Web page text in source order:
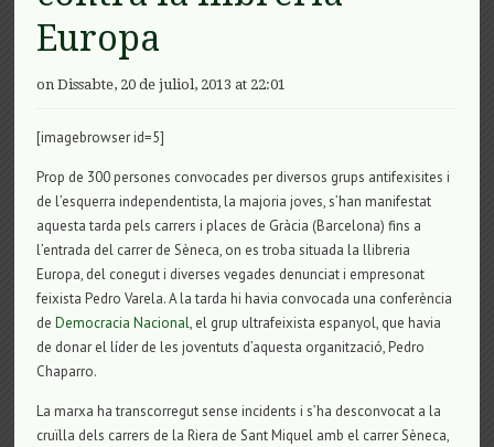
Europa
on Dissabte, 20 de juliol, 2013 at 22:01
[imagebrowser id=5]
Prop de 300 persones convocades per diversos grups antifexisites i
de l’esquerra independentista, la majoria joves, s’han manifestat
aquesta tarda pels carrers i places de Gràcia (Barcelona) fins a
l’entrada del carrer de Sèneca, on es troba situada la llibreria
Europa, del conegut i diverses vegades denunciat i empresonat
feixista Pedro Varela. A la tarda hi havia convocada una conferència
deDemocracia Nacional, el grup ultrafeixista espanyol, que havia
de donar el líder de les joventuts d’aquesta organització, Pedro
Chaparro.
La marxa ha transcorregut sense incidents i s’ha desconvocat a la
cruïlla dels carrers de la Riera de Sant Miquel amb el carrer Sèneca,